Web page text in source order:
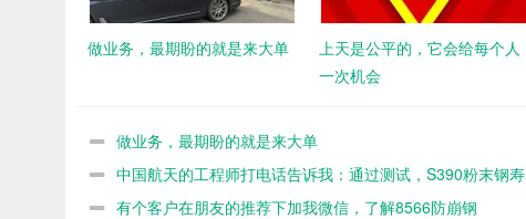
做业务，最期盼的就是来大单
上天是公平的，它会给每个人
一次机会
做业务，最期盼的就是来大单
中国航天的工程师打电话告诉我：通过测试，S390粉末钢寿
命不如8566
有个客户在朋友的推荐下加我微信，了解8566防崩钢